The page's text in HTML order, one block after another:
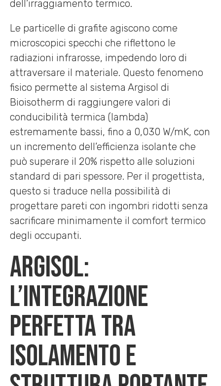
dell’irraggiamento termico.
Le particelle di grafite agiscono come
microscopici specchi che riflettono le
radiazioni infrarosse, impedendo loro di
attraversare il materiale. Questo fenomeno
fisico permette al sistema Argisol di
Bioisotherm di raggiungere valori di
conducibilità termica (lambda)
estremamente bassi, fino a 0,030 W/mK, con
un incremento dell’efficienza isolante che
può superare il 20% rispetto alle soluzioni
standard di pari spessore. Per il progettista,
questo si traduce nella possibilità di
progettare pareti con ingombri ridotti senza
sacrificare minimamente il comfort termico
degli occupanti.
Argisol:
l’integrazione
perfetta tra
isolamento e